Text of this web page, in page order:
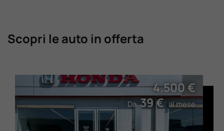
Scopri le auto in offerta
4.500 €
Da39 €al mese